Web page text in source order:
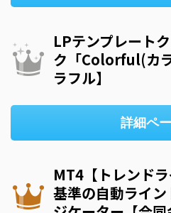
LPテンプレート
ク「Colorful(カ
ラフル】
詳細ペ
MT4【トレンド
基準の自動ライ